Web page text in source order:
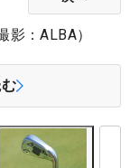
：ALBA）